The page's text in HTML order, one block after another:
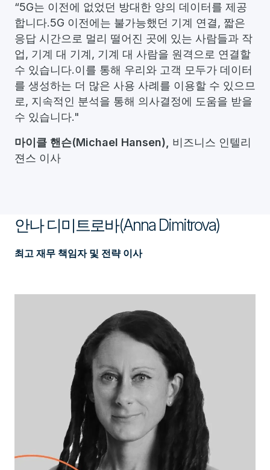
“5G는 이전에 없었던 방대한 양의 데이터를 제공
합니다.5G 이전에는 불가능했던 기계 연결, 짧은
응답 시간으로 멀리 떨어진 곳에 있는 사람들과 작
업, 기계 대 기계, 기계 대 사람을 원격으로 연결할
수 있습니다.이를 통해 우리와 고객 모두가 데이터
를 생성하는 더 많은 사용 사례를 이용할 수 있으므
로, 지속적인 분석을 통해 의사결정에 도움을 받을
수 있습니다."
마이클 핸슨(Michael Hansen), 비즈니스 인텔리
젼스 이사
안나 디미트로바(Anna Dimitrova)
최고 재무 책임자 및 전략 이사